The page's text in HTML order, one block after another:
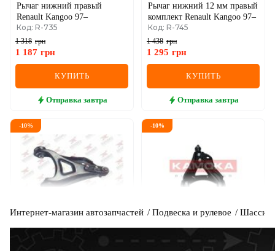
Рычаг нижний правый
Renault Kangoo 97–
Код: R-735
1 318 грн
1 187 грн
КУПИТЬ
Отправка завтра
Рычаг нижний 12 мм правый
комплект Renault Kangoo 97–
Код: R-745
1 438 грн
1 295 грн
КУПИТЬ
Отправка завтра
-10%
RODRUNNER
-10%
KAMOKA
колеса, подвеска колеса
Интернет-магазин автозапчастей Подвеска и рулевое Шасси